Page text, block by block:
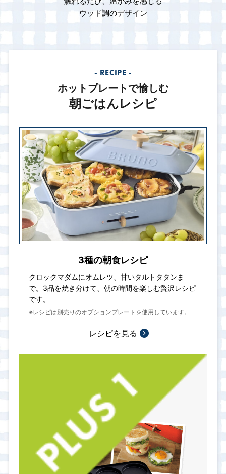
ウッド調のデザイン
- RECIPE -
ホットプレートで愉しむ
朝ごはんレシピ
3種の朝食レシピ
クロックマダムにオムレツ、甘いタルトタタンま
で。3品を焼き分けて、朝の時間を楽しむ贅沢レシピ
です。
※レシピは別売りのオプションプレートを使用しています。
レシピを見る
レシピの幅が広がる
オプションプレート